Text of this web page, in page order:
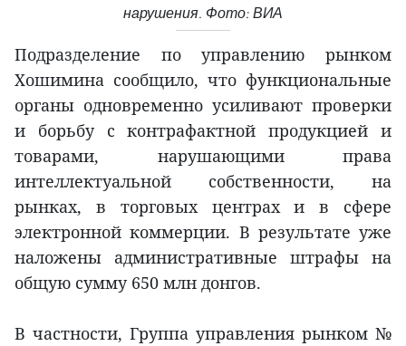
нарушения. Фото: ВИА
Подразделение по управлению рынком
Хошимина сообщило, что функциональные
органы одновременно усиливают проверки
и борьбу с контрафактной продукцией и
товарами, нарушающими права
интеллектуальной собственности, на
рынках, в торговых центрах и в сфере
электронной коммерции. В результате уже
наложены административные штрафы на
общую сумму 650 млн донгов.
В частности, Группа управления рынком №